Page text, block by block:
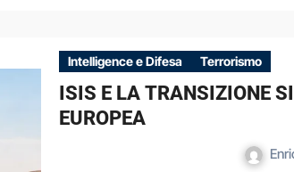
Intelligence e Difesa Terrorismo
ISIS E LA TRANSIZIONE
EUROPEA